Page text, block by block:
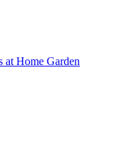
at Home Garden